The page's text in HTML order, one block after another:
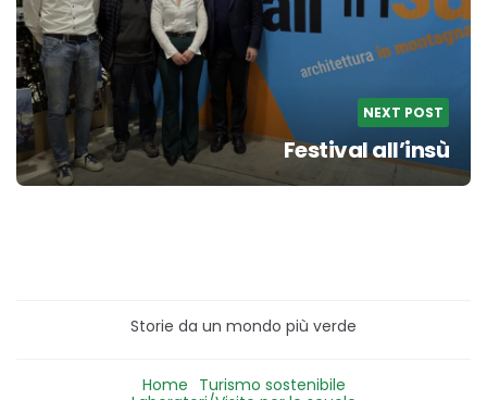
NEXT POST
Festival all’insù
Storie da un mondo più verde
Home Turismo sostenibile